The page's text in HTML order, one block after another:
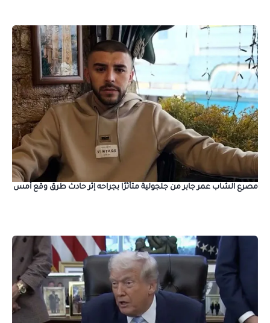
مصرع الشاب عمر جابر من جلجولية متأثرًا بجراحه إثر حادث طرق وقع أمس